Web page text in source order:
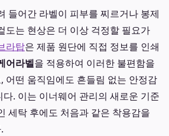
들어간 라벨이 피부를 찌르거나 봉제
도는 현상은 더 이상 걱정할 필요가
라탑은 제품 원단에 직접 정보를 인쇄
어라벨을 적용하여 이러한 불편함을
어떤 움직임에도 흔들림 없는 안정감
. 이는 이너웨어 관리의 새로운 기준
세탁 후에도 처음과 같은 착용감을